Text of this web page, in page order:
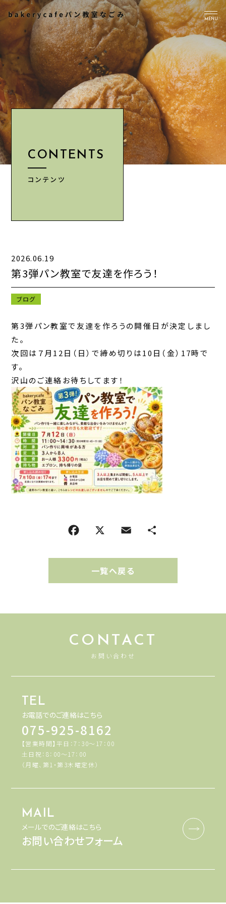
MENU
TOP
PICK UP
ABOUT US
Instagram
CONTENTS
NEWS
CONTACT
お知らせ一覧
CONTENTS
コンテンツ
2026.06.19
第3弾パン教室で友達を作ろう！
ブログ
第3弾パン教室で友達を作ろうの開催日が決定しまし
た。
次回は７月12日（日）で締め切りは10日（金）17時で
す。
沢山のご連絡お待ちしてます！
一覧へ戻る
CONTACT
お問い合わせ
TEL
お電話でのご連絡はこちら
075-925-8162
【営業時間】平日：7：30～17：00
土日祝：8：00～17：00
（月曜、第1・第3木曜定休）
MAIL
メールでのご連絡はこちら
お問い合わせフォーム